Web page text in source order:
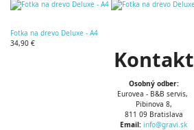
Fotka na drevo Deluxe - A4
34,90 €
Kontakt
Osobný odber:
Eurovea - B&B servis,
Pibinova 8,
811 09 Bratislava
Email: info@gravi.sk